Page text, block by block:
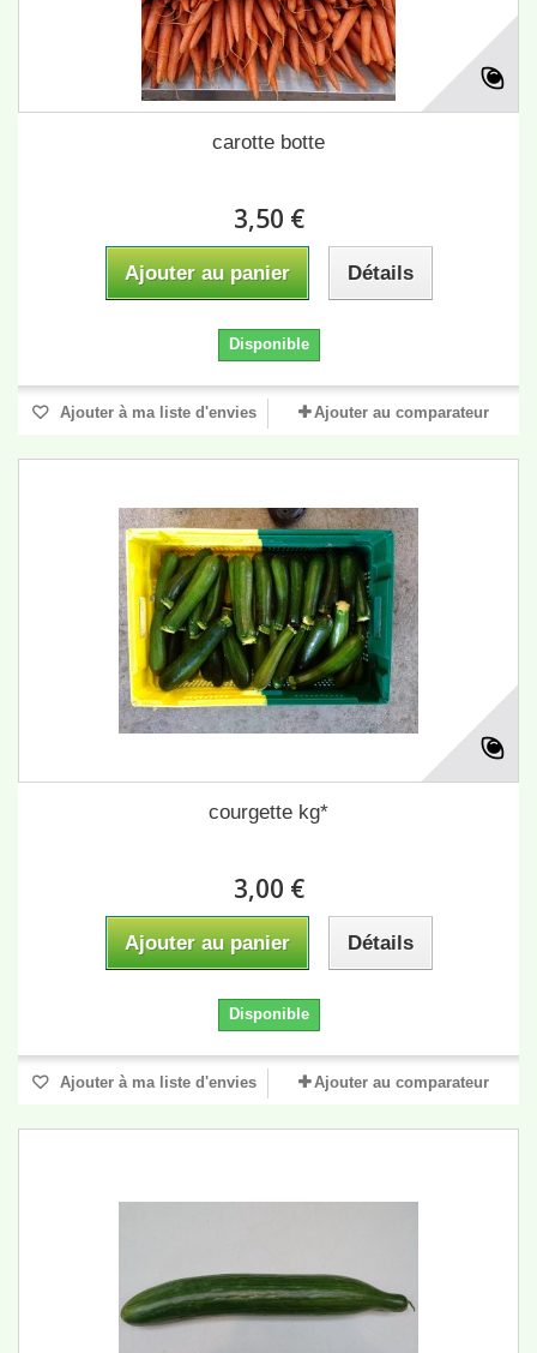
carotte botte
3,50 €
Ajouter au panier Détails
Disponible
Ajouter à ma liste d'envies Ajouter au comparateur
courgette kg*
3,00 €
Ajouter au panier Détails
Disponible
Ajouter à ma liste d'envies Ajouter au comparateur